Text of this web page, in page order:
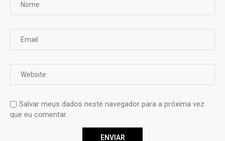
Salvar meus dados neste navegador para a próxima vez
que eu comentar.